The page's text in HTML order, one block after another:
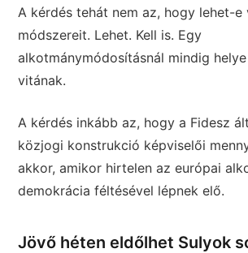
A kérdés tehát nem az, hogy lehet-e
módszereit. Lehet. Kell is. Egy
alkotmánymódosításnál mindig
vitának.
A kérdés inkább az, hogy a Fidesz
közjogi konstrukció képviselői
akkor, amikor hirtelen az európai
demokrácia féltésével lépnek elő.
Jövő héten eldőlhet Sulyok